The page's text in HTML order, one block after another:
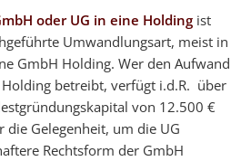
oder UG in eine Holding ist
Umwandlungsart, meist in
GmbH Holding. Wer den Aufwand
betreibt, verfügt i.d.R. über
von 12.500 €
die Gelegenheit, um die UG
Rechtsform der GmbH